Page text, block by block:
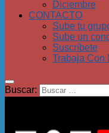
Diciembre
CONTACTO
Sube tu
Sube un
Suscríbete
Trabaja Con
Buscar: